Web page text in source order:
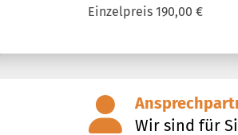
Einzelpreis190,00 €
Wir sind für